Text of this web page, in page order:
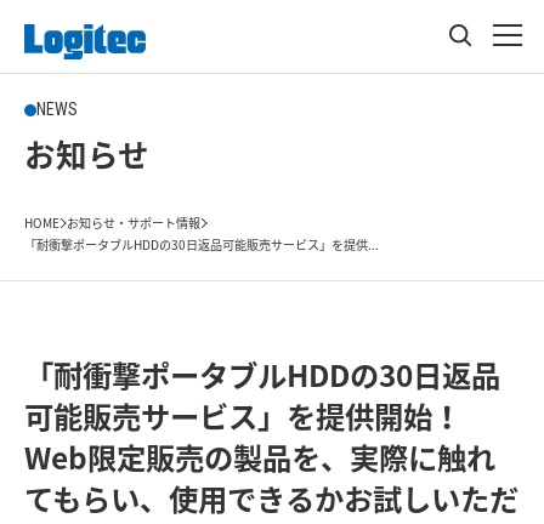
NEWS
お知らせ
HOME お知らせ・サポート情報
「耐衝撃ポータブルHDDの30日返品可能販売サービス」を提供...
「耐衝撃ポータブルHDDの30日返品
可能販売サービス」を提供開始！
Web限定販売の製品を、実際に触れ
てもらい、使用できるかお試しいただ